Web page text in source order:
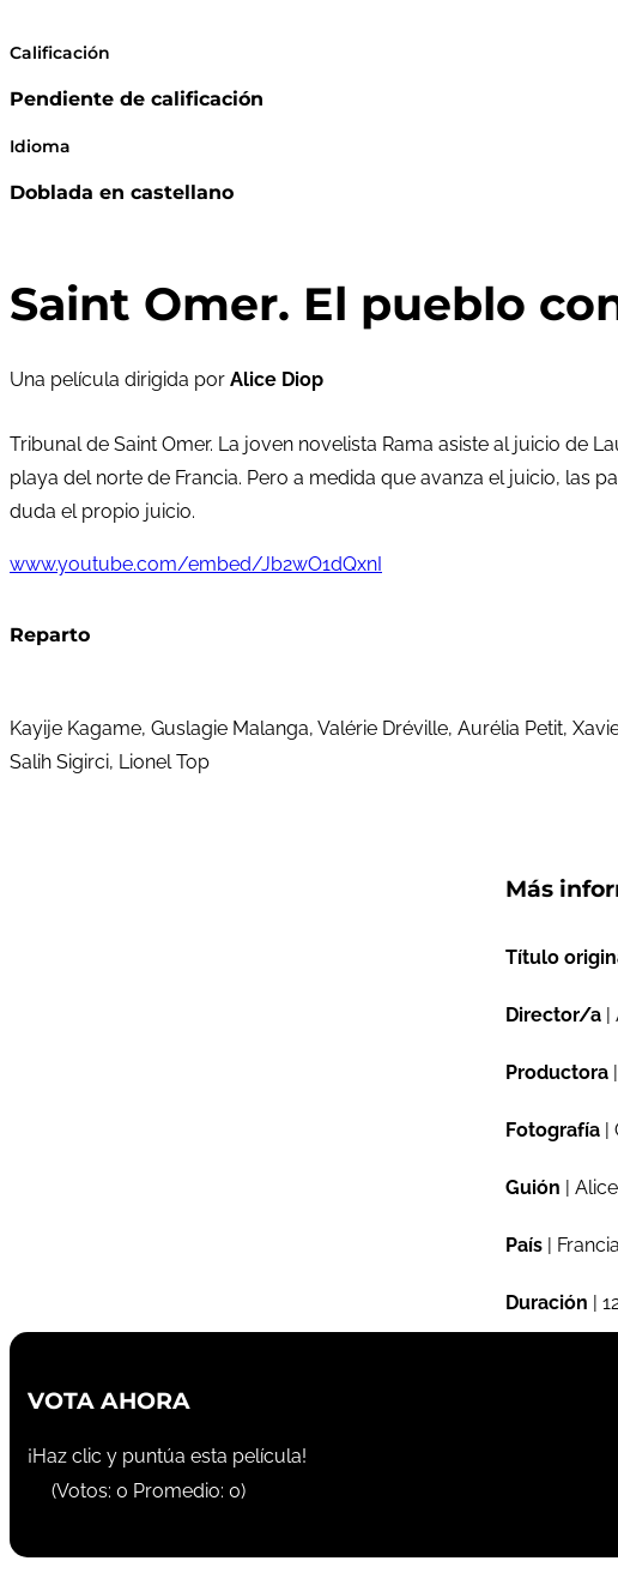
Calificación
Pendiente de calificación
Idioma
Doblada en castellano
Saint Omer. El pueblo
Una película dirigida por Alice Diop
Tribunal de Saint Omer. La joven novelista Rama asiste al juicio de
playa del norte de Francia. Pero a medida que avanza el juicio, las
duda el propio juicio.
www.youtube.com/embed/Jb2wO1dQxnI
Reparto
Kayije Kagame, Guslagie Malanga, Valérie Dréville, Aurélia Petit,
Salih Sigirci, Lionel Top
Más
Título
Director/a |
Productora
Fotografía |
Guión |
País | Francia
Duración |
VOTA AHORA
¡Haz clic y puntúa esta película!
(Votos: 0 Promedio: 0)